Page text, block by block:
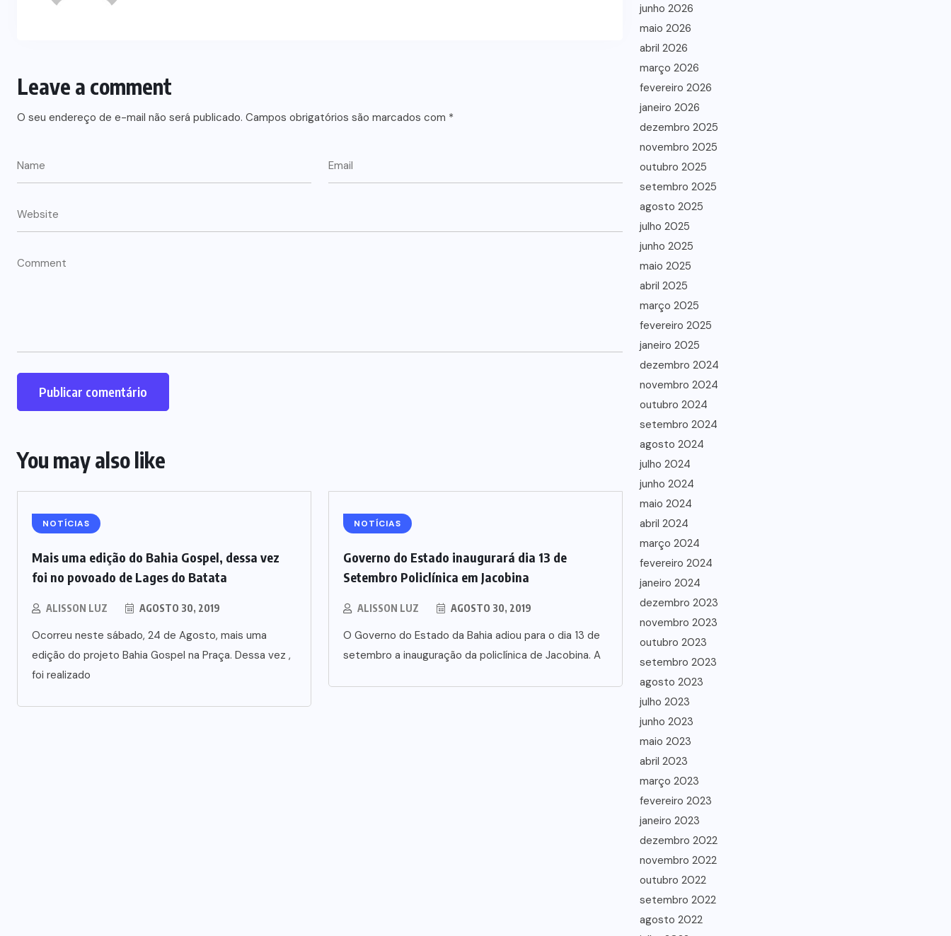
Leave a comment
O seu endereço de e-mail não será publicado. Campos obrigatórios são marcados com *
You may also like
NOTÍCIAS
Mais uma edição do Bahia Gospel, dessa vez
foi no povoado de Lages do Batata
ALISSON LUZ AGOSTO 30, 2019
Ocorreu neste sábado, 24 de Agosto, mais uma
edição do projeto Bahia Gospel na Praça. Dessa vez ,
foi realizado
NOTÍCIAS
Governo do Estado inaugurará dia 13 de
Setembro Policlínica em Jacobina
ALISSON LUZ AGOSTO 30, 2019
O Governo do Estado da Bahia adiou para o dia 13 de
setembro a inauguração da policlínica de Jacobina. A
junho 2026
maio 2026
abril 2026
março 2026
fevereiro 2026
janeiro 2026
dezembro 2025
novembro 2025
outubro 2025
setembro 2025
agosto 2025
julho 2025
junho 2025
maio 2025
abril 2025
março 2025
fevereiro 2025
janeiro 2025
dezembro 2024
novembro 2024
outubro 2024
setembro 2024
agosto 2024
julho 2024
junho 2024
maio 2024
abril 2024
março 2024
fevereiro 2024
janeiro 2024
dezembro 2023
novembro 2023
outubro 2023
setembro 2023
agosto 2023
julho 2023
junho 2023
maio 2023
abril 2023
março 2023
fevereiro 2023
janeiro 2023
dezembro 2022
novembro 2022
outubro 2022
setembro 2022
agosto 2022